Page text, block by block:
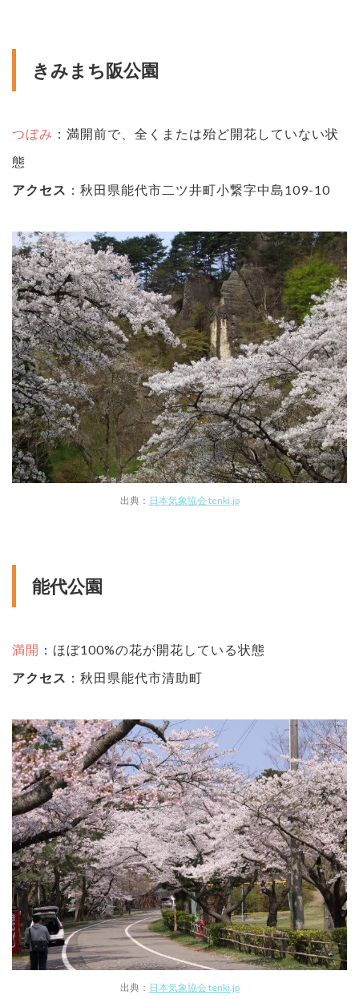
きみまち阪公園
つぼみ ：満開前で、全くまたは殆ど開花していない状
態
アクセス ：秋田県能代市二ツ井町小繋字中島109-10
出典： 日本気象協会 tenki.jp
能代公園
満開 ：ほぼ100%の花が開花している状態
アクセス ：秋田県能代市清助町
出典： 日本気象協会 tenki.jp